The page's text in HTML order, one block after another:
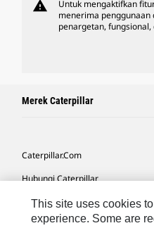
warning
Untuk mengaktifkan
menerima penggunaan
penargetan, fungsional,
Merek Caterpillar
Caterpillar.com
Hubungi Caterpillar
Preferensi Pemasaran Saya
Peta Situs
This site uses cookies
experience. Some are